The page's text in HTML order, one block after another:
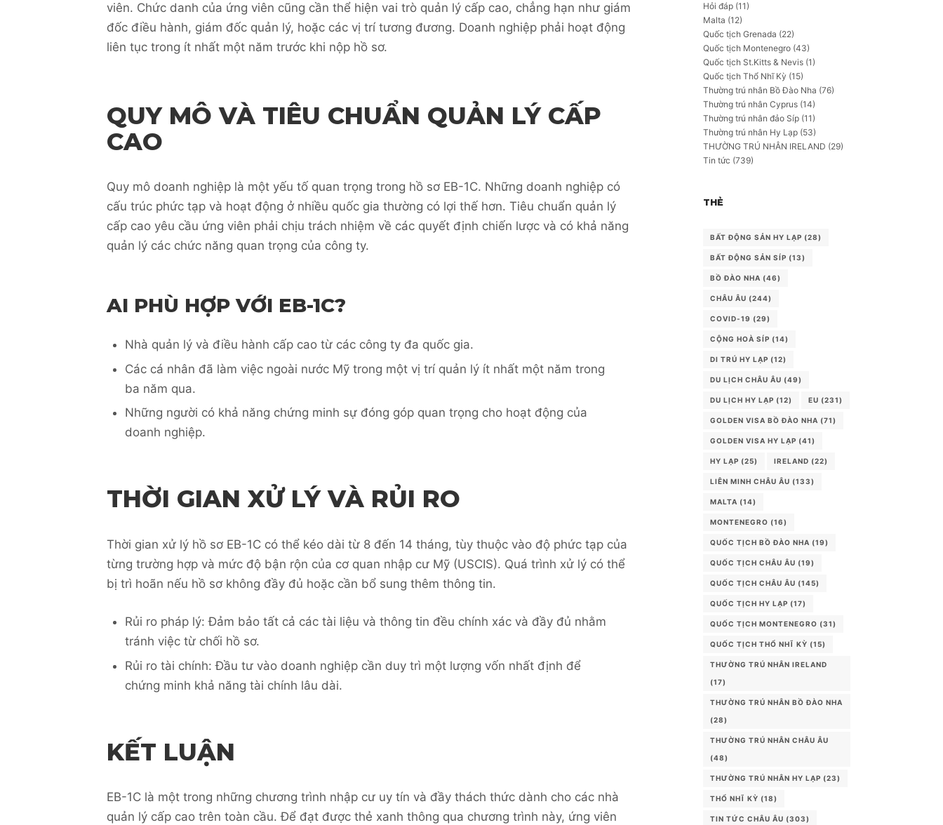
viên. Chức danh của ứng viên cũng cần thể hiện vai trò quản lý cấp cao, chẳng hạn như giám
đốc điều hành, giám đốc quản lý, hoặc các vị trí tương đương. Doanh nghiệp phải hoạt động
liên tục trong ít nhất một năm trước khi nộp hồ sơ.
QUY MÔ VÀ TIÊU CHUẨN QUẢN LÝ CẤP
CAO
Quy mô doanh nghiệp là một yếu tố quan trọng trong hồ sơ EB-1C. Những doanh nghiệp có
cấu trúc phức tạp và hoạt động ở nhiều quốc gia thường có lợi thế hơn. Tiêu chuẩn quản lý
cấp cao yêu cầu ứng viên phải chịu trách nhiệm về các quyết định chiến lược và có khả năng
quản lý các chức năng quan trọng của công ty.
AI PHÙ HỢP VỚI EB-1C?
Nhà quản lý và điều hành cấp cao từ các công ty đa quốc gia.
Các cá nhân đã làm việc ngoài nước Mỹ trong một vị trí quản lý ít nhất một năm trong
ba năm qua.
Những người có khả năng chứng minh sự đóng góp quan trọng cho hoạt động của
doanh nghiệp.
THỜI GIAN XỬ LÝ VÀ RỦI RO
Thời gian xử lý hồ sơ EB-1C có thể kéo dài từ 8 đến 14 tháng, tùy thuộc vào độ phức tạp của
từng trường hợp và mức độ bận rộn của cơ quan nhập cư Mỹ (USCIS). Quá trình xử lý có thể
bị trì hoãn nếu hồ sơ không đầy đủ hoặc cần bổ sung thêm thông tin.
Rủi ro pháp lý: Đảm bảo tất cả các tài liệu và thông tin đều chính xác và đầy đủ nhằm
tránh việc từ chối hồ sơ.
Rủi ro tài chính: Đầu tư vào doanh nghiệp cần duy trì một lượng vốn nhất định để
chứng minh khả năng tài chính lâu dài.
KẾT LUẬN
EB-1C là một trong những chương trình nhập cư uy tín và đầy thách thức dành cho các nhà
quản lý cấp cao trên toàn cầu. Để đạt được thẻ xanh thông qua chương trình này, ứng viên
Hỏi đáp (11)
Malta (12)
Quốc tịch Grenada (22)
Quốc tịch Montenegro (43)
Quốc tịch St.Kitts & Nevis (1)
Quốc tịch Thổ Nhĩ Kỳ (15)
Thường trú nhân Bồ Đào Nha (76)
Thường trú nhân Cyprus (14)
Thường trú nhân đảo Síp (11)
Thường trú nhân Hy Lạp (53)
THƯỜNG TRÚ NHÂN IRELAND (29)
Tin tức (739)
THẺ
BẤT ĐỘNG SẢN HY LẠP (28)
BẤT ĐỘNG SẢN SÍP (13)
BỒ ĐÀO NHA (46)
CHÂU ÂU (244)
COVID-19 (29)
CỘNG HOÀ SÍP (14)
DI TRÚ HY LẠP (12)
DU LỊCH CHÂU ÂU (49)
DU LỊCH HY LẠP (12) EU (231)
GOLDEN VISA BỒ ĐÀO NHA (71)
GOLDEN VISA HY LẠP (41)
HY LẠP (25) IRELAND (22)
LIÊN MINH CHÂU ÂU (133)
MALTA (14)
MONTENEGRO (16)
QUỐC TỊCH BỒ ĐÀO NHA (19)
QUỐC TỊCH CHÂU ÂU (19)
QUỐC TỊCH CHÂU ÂU (145)
QUỐC TỊCH HY LẠP (17)
QUỐC TỊCH MONTENEGRO (31)
QUỐC TỊCH THỔ NHĨ KỲ (15)
THƯỜNG TRÚ NHÂN IRELAND
(17)
THƯỜNG TRÚ NHÂN BỒ ĐÀO NHA
(28)
THƯỜNG TRÚ NHÂN CHÂU ÂU
(48)
THƯỜNG TRÚ NHÂN HY LẠP (23)
THỔ NHĨ KỲ (18)
TIN TỨC CHÂU ÂU (303)